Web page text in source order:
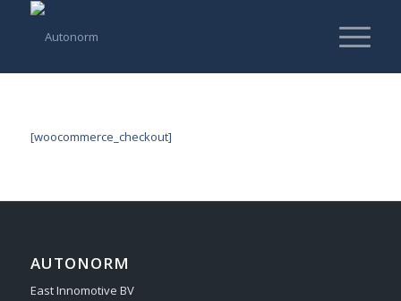
[woocommerce_checkout]
AUTONORM
East Innomotive BV